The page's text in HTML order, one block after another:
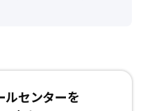
ルセンターを